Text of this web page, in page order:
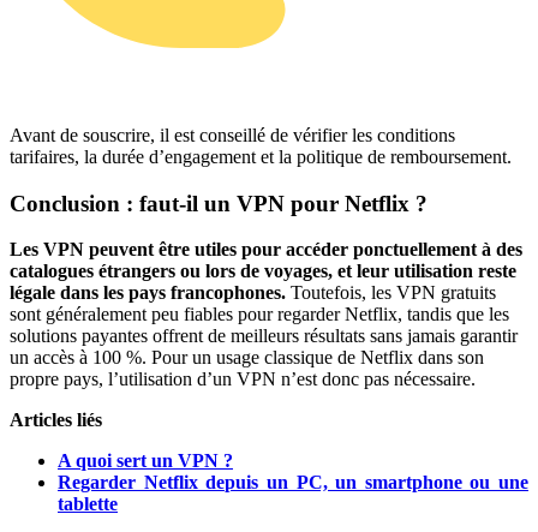
Avant de souscrire, il est conseillé de vérifier les conditions
tarifaires, la durée d’engagement et la politique de remboursement.
Conclusion : faut-il un VPN pour Netflix ?
Les VPN peuvent être utiles pour accéder ponctuellement à des
catalogues étrangers ou lors de voyages, et leur utilisation reste
légale dans les pays francophones. Toutefois, les VPN gratuits
sont généralement peu fiables pour regarder Netflix, tandis que les
solutions payantes offrent de meilleurs résultats sans jamais garantir
un accès à 100 %. Pour un usage classique de Netflix dans son
propre pays, l’utilisation d’un VPN n’est donc pas nécessaire.
Articles liés
A quoi sert un VPN ?
Regarder Netflix depuis un PC, un smartphone ou une
tablette